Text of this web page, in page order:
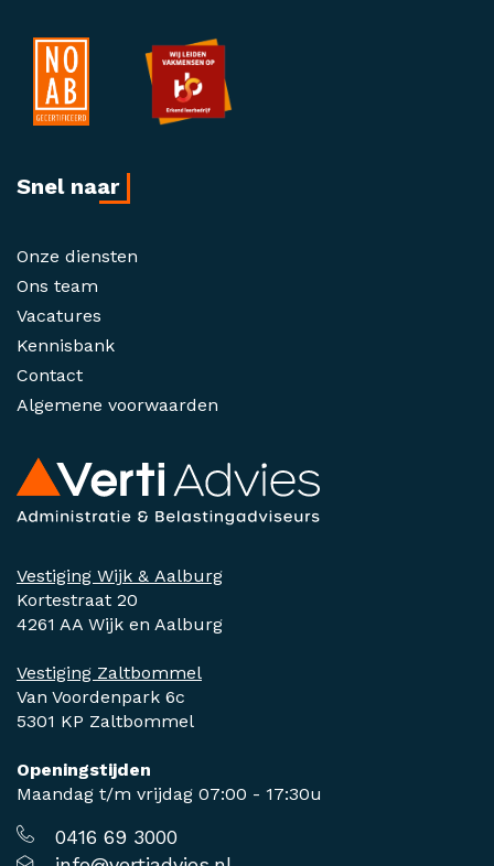
Vestiging Wijk & Aalburg
Kortestraat 20
4261 AA Wijk en Aalburg
Vestiging Zaltbommel
Van Voordenpark 6c
5301 KP Zaltbommel
Openingstijden
Maandag t/m vrijdag 07:00 - 17:30u
0416 69 3000
Snel naar
Onze diensten
Ons team
Vacatures
Kennisbank
Contact
Algemene voorwaarden